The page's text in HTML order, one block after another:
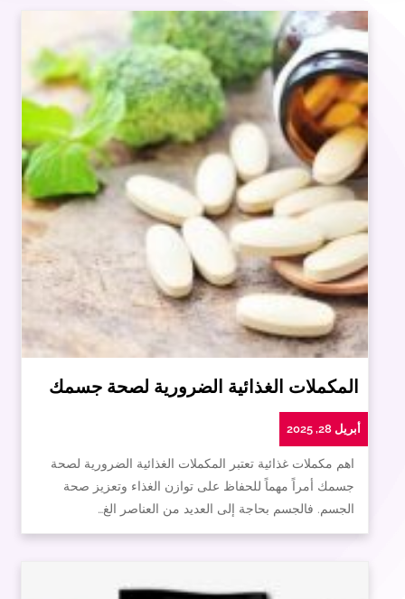
المكملات الغذائية الضرورية لصحة جسمك
أبريل 28, 2025
اهم مكملات غذائية تعتبر المكملات الغذائية الضرورية لصحة
جسمك أمراً مهماً للحفاظ على توازن الغذاء وتعزيز صحة
الجسم. فالجسم بحاجة إلى العديد من العناصر الغ…